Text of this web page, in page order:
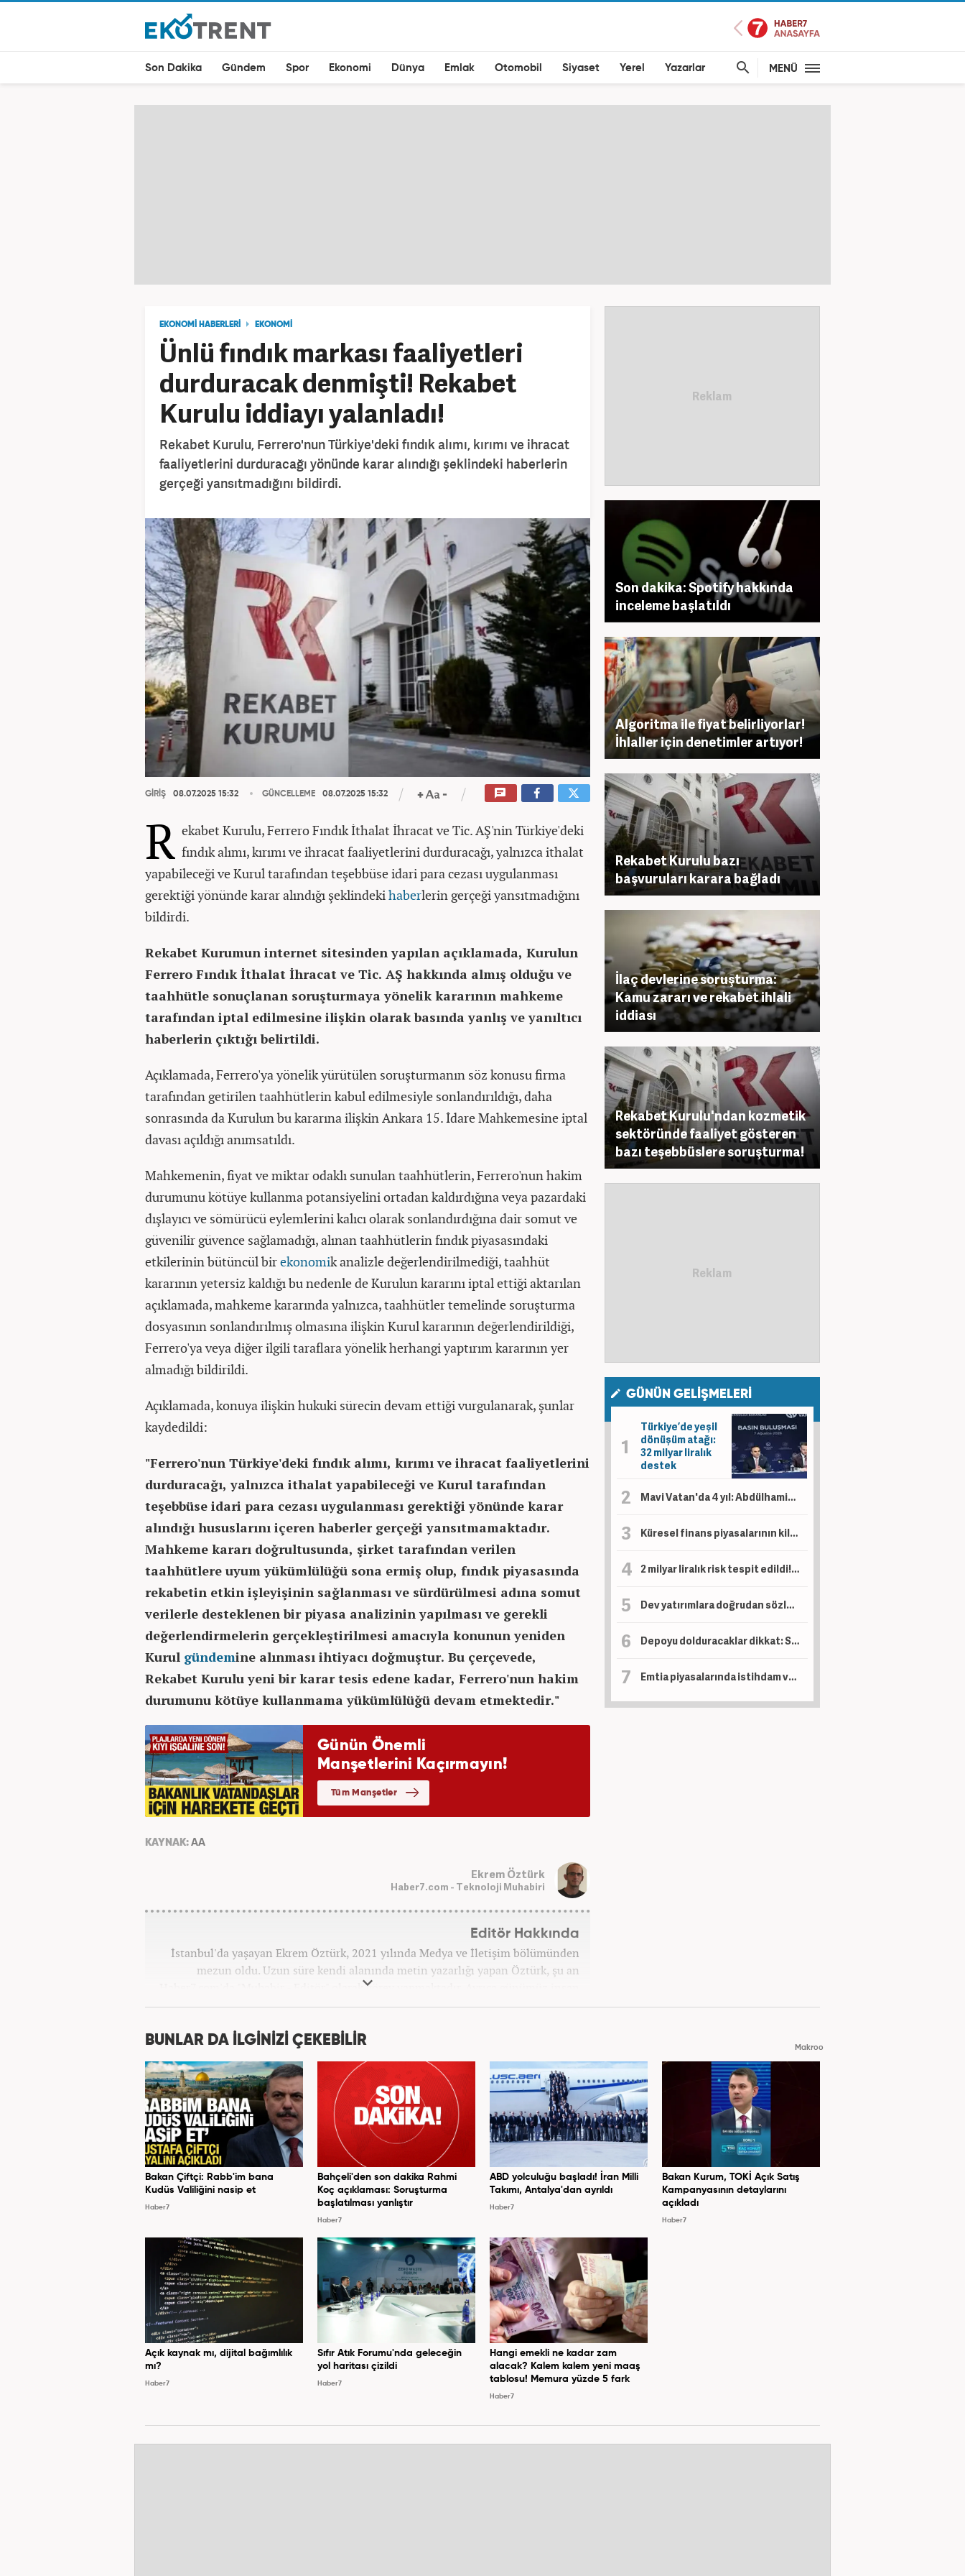
Son Dakika Gündem Spor Ekonomi Dünya Emlak Otomobil Siyaset Yerel Yazarlar MENÜ
EKONOMİ HABERLERİ EKONOMİ
Ünlü fındık markası faaliyetleri
durduracak denmişti! Rekabet
Kurulu iddiayı yalanladı!
Rekabet Kurulu, Ferrero'nun Türkiye'deki fındık alımı, kırımı ve ihracat
faaliyetlerini durduracağı yönünde karar alındığı şeklindeki haberlerin
gerçeği yansıtmadığını bildirdi.
GİRİŞ 08.07.2025 15:32 GÜNCELLEME 08.07.2025 15:32
R ekabet Kurulu, Ferrero Fındık İthalat İhracat ve Tic. AŞ'nin Türkiye'deki
fındık alımı, kırımı ve ihracat faaliyetlerini durduracağı, yalnızca ithalat
yapabileceği ve Kurul tarafından teşebbüse idari para cezası uygulanması
gerektiği yönünde karar alındığı şeklindekihaberlerin gerçeği yansıtmadığını
bildirdi.
Rekabet Kurumun internet sitesinden yapılan açıklamada, Kurulun
Ferrero Fındık İthalat İhracat ve Tic. AŞ hakkında almış olduğu ve
taahhütle sonuçlanan soruşturmaya yönelik kararının mahkeme
tarafından iptal edilmesine ilişkin olarak basında yanlış ve yanıltıcı
haberlerin çıktığı belirtildi.
Açıklamada, Ferrero'ya yönelik yürütülen soruşturmanın söz konusu firma
tarafından getirilen taahhütlerin kabul edilmesiyle sonlandırıldığı, daha
sonrasında da Kurulun bu kararına ilişkin Ankara 15. İdare Mahkemesine iptal
davası açıldığı anımsatıldı.
Mahkemenin, fiyat ve miktar odaklı sunulan taahhütlerin, Ferrero'nun hakim
durumunu kötüye kullanma potansiyelini ortadan kaldırdığına veya pazardaki
dışlayıcı ve sömürücü eylemlerini kalıcı olarak sonlandırdığına dair somut ve
güvenilir güvence sağlamadığı, alınan taahhütlerin fındık piyasasındaki
etkilerinin bütüncül birekonomik analizle değerlendirilmediği, taahhüt
kararının yetersiz kaldığı bu nedenle de Kurulun kararını iptal ettiği aktarılan
açıklamada, mahkeme kararında yalnızca, taahhütler temelinde soruşturma
dosyasının sonlandırılmış olmasına ilişkin Kurul kararının değerlendirildiği,
Ferrero'ya veya diğer ilgili taraflara yönelik herhangi yaptırım kararının yer
almadığı bildirildi.
Açıklamada, konuya ilişkin hukuki sürecin devam ettiği vurgulanarak, şunlar
kaydedildi:
"Ferrero'nun Türkiye'deki fındık alımı, kırımı ve ihracat faaliyetlerini
durduracağı, yalnızca ithalat yapabileceği ve Kurul tarafından
teşebbüse idari para cezası uygulanması gerektiği yönünde karar
alındığı hususlarını içeren haberler gerçeği yansıtmamaktadır.
Mahkeme kararı doğrultusunda, şirket tarafından verilen
taahhütlere uyum yükümlülüğü sona ermiş olup, fındık piyasasında
rekabetin etkin işleyişinin sağlanması ve sürdürülmesi adına somut
verilerle desteklenen bir piyasa analizinin yapılması ve gerekli
değerlendirmelerin gerçekleştirilmesi amacıyla konunun yeniden
Kurul gündemine alınması ihtiyacı doğmuştur. Bu çerçevede,
Rekabet Kurulu yeni bir karar tesis edene kadar, Ferrero'nun hakim
durumunu kötüye kullanmama yükümlülüğü devam etmektedir."
KAYNAK: AA
Ekrem Öztürk
Haber7.com - Teknoloji Muhabiri
Editör Hakkında
İstanbul'da yaşayan Ekrem Öztürk, 2021 yılında Medya ve İletişim bölümünden
mezun oldu. Uzun süre kendi alanında metin yazarlığı yapan Öztürk, şu an
Haber7.com'da "Muhabir - Editör" olarak görev yapmaktadır. Ayrıca günümüz insan
ilişkilerinde saygının ve empatinin çok büyük bir güç olduğuna inanmakta ve bu
Son dakika: Spotify hakkında
inceleme başlatıldı
Algoritma ile fiyat belirliyorlar!
İhlaller için denetimler artıyor!
Rekabet Kurulu bazı
başvuruları karara bağladı
İlaç devlerine soruşturma:
Kamu zararı ve rekabet ihlali
iddiası
Rekabet Kurulu'ndan kozmetik
sektöründe faaliyet gösteren
bazı teşebbüslere soruşturma!
GÜNÜN GELİŞMELERİ
Türkiye’de yeşil
dönüşüm atağı:
32 milyar liralık
destek
Mavi Vatan'da 4 yıl: Abdülhamid Han'ın enerji yolculuğu...
Küresel finans piyasalarının kilitlendiği düzenleme: CLARITY Act eylül ayında oylanacak
2 milyar liralık risk tespit edildi! Yapay zeka destekli erken uyarı sistemi!
Dev yatırımlara doğrudan sözleşme imkanı! 5 milyar liralık projelerde yeni dönem başladı
Depoyu dolduracaklar dikkat: Salı günü tabelalar tekrar değişecek
Emtia piyasalarında istihdam ve diplomasi rüzgarı: Altın ve gümüş coştu, petrol geriledi!
BUNLAR DA İLGİNİZİ ÇEKEBİLİR Makroo
Bakan Çiftçi: Rabb'im bana
Kudüs Valiliğini nasip et
Haber7
Bahçeli'den son dakika Rahmi
Koç açıklaması: Soruşturma
başlatılması yanlıştır
Haber7
ABD yolculuğu başladı! İran Milli
Takımı, Antalya'dan ayrıldı
Haber7
Bakan Kurum, TOKİ Açık Satış
Kampanyasının detaylarını
açıkladı
Haber7
Açık kaynak mı, dijital bağımlılık
mı?
Haber7
Sıfır Atık Forumu'nda geleceğin
yol haritası çizildi
Haber7
Hangi emekli ne kadar zam
alacak? Kalem kalem yeni maaş
tablosu! Memura yüzde 5 fark
Haber7